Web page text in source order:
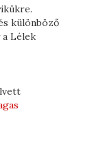
különböző
a Lélek